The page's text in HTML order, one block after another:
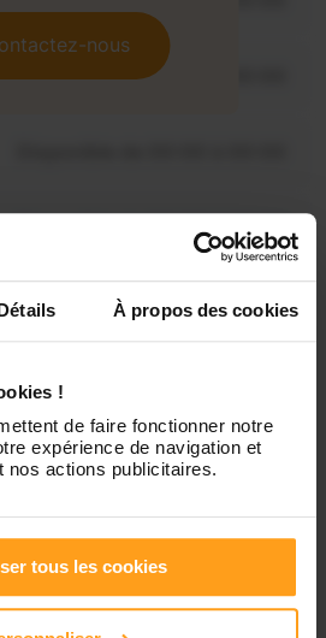
À propos des cookies
!
de faire fonctionner notre
expérience de navigation et
nos actions publicitaires.
tous les cookies
Disponible de 00:00 à 00:00
Disponible de 00:00 à 00:00
nous